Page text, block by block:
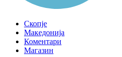
Скопје
Македонија
Коментари
Магазин